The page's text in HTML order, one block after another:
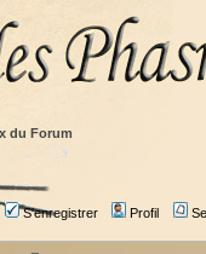
du Forum
S'enregistrer Profil